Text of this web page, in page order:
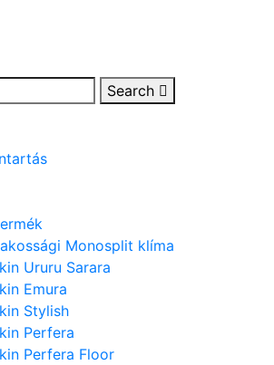
Search
Monosplit klíma
Ururu Sarara
Emura
Stylish
Perfera
Perfera Floor